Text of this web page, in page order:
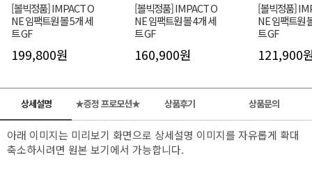
[볼빅정품] IMPACT O
NE 임팩트원 볼 5개 세
트 GF
199,800원
[볼빅정품] IMPACT O
NE 임팩트원 볼 4개 세
트 GF
160,900원
[볼빅정품]
NE 임팩트원
트 GF
121,900
상세설명 ★증정 프로모션★ 상품후기 상품문의
아래 이미지는 미리보기 화면으로 상세설명 이미지를 자유롭게 확대
축소하시려면 원본 보기에서 가능합니다.